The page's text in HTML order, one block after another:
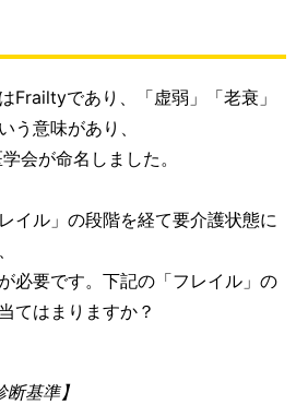
Frailtyであり、「虚弱」「老衰」
う意味があり、
会が命名しました。
イル」の段階を経て要介護状態に
必要です。下記の「フレイル」の
てはまりますか？
断基準】